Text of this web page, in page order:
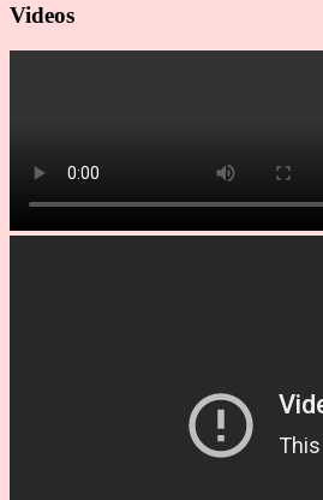
Videos